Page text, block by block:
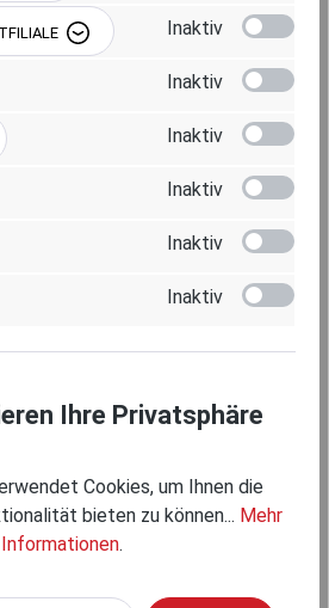
Inaktiv
Inaktiv
Inaktiv
Inaktiv
Inaktiv
Inaktiv
Ihre Privatsphäre
Cookies, um Ihnen die
bieten zu können... Mehr
Informationen.